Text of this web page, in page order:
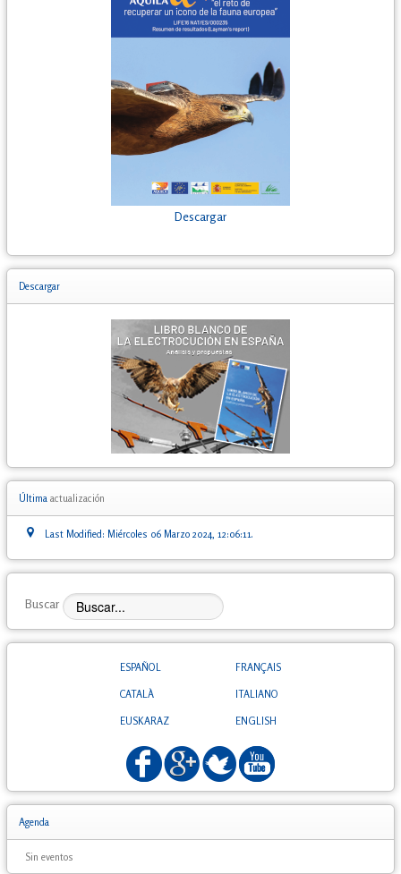
Descargar
Descargar
Última actualización
Last Modified: Miércoles 06 Marzo 2024, 12:06:11.
Buscar
ESPAÑOL
CATALÀ
EUSKARAZ
FRANÇAIS
ITALIANO
ENGLISH
Agenda
Sin eventos